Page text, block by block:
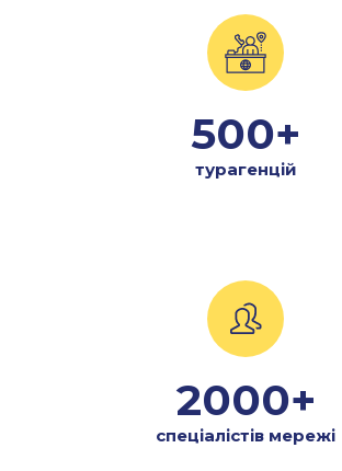
500+
турагенцій
2000+
спеціалістів мережі